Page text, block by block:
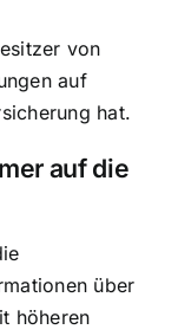
von
auf
hat.
auf die
über
höheren